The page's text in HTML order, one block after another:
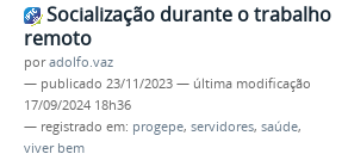
Socialização durante o trabalho
remoto
poradolfo.vaz
— publicado 23/11/2023 — última modificação
17/09/2024 18h36
— registrado em: progepe, servidores, saúde,
viver bem